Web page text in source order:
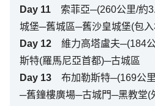
Day 11
索菲亞─(260公里/約
城堡─舊城區─舊沙皇城堡(包
Day 12
維力高塔盧夫─(184
斯特(羅馬尼亞首都)─古城區
Day 13
布加勒斯特─(169公
─舊鐘樓廣場─古城門─黑教堂(